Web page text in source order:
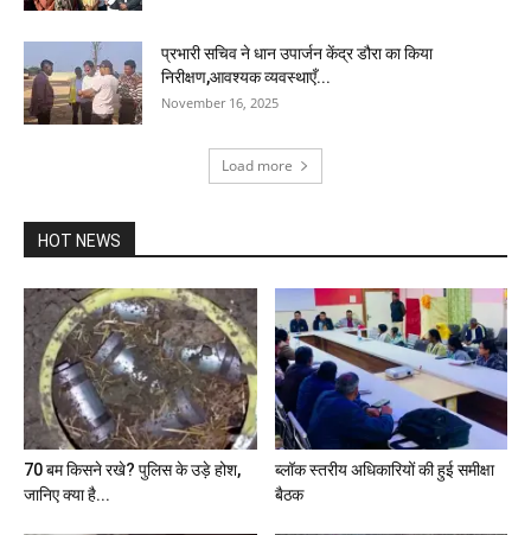
प्रभारी सचिव ने धान उपार्जन केंद्र डौरा का किया
निरीक्षण,आवश्यक व्यवस्थाएँ...
November 16, 2025
Load more
HOT NEWS
70 बम किसने रखे? पुलिस के उड़े होश,
जानिए क्या है...
ब्लॉक स्तरीय अधिकारियों की हुई समीक्षा
बैठक